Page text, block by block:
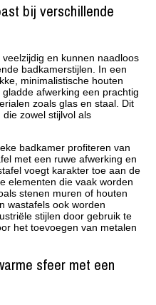
bij verschillende
en kunnen naadloos
badkamerstijlen. In een
minimalistische houten
afwerking een prachtig
zoals glas en staal. Dit
zowel stijlvol als
badkamer profiteren van
met een ruwe afwerking en
voegt karakter toe aan de
elementen die vaak worden
stenen muren of houten
wastafels ook worden
stijlen door gebruik te
het toevoegen van metalen
sfeer met een